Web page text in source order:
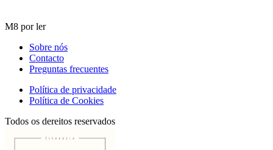
M8 por ler
Sobre nós
Contacto
Preguntas frecuentes
Política de privacidade
Política de Cookies
Todos os dereitos reservados